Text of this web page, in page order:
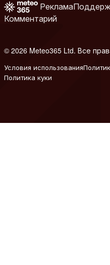
Реклама
Комментарий
© 2026 Meteo365 Ltd. Все
Условия использования
Политика куки